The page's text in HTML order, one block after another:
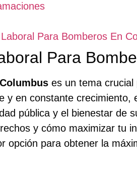
Para Bomberos En
Para
es un tema crucial
y en constante
pública y el bienestar de
y cómo maximizar tu
opción para obtener la